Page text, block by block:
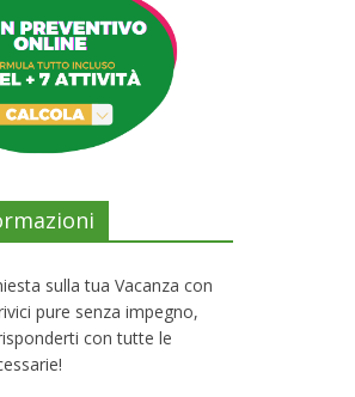
sulla tua Vacanza con
pure senza impegno,
con tutte le